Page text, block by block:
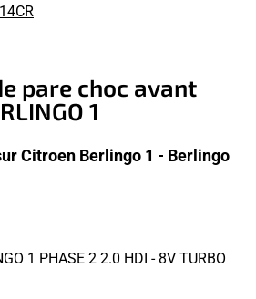
pare choc avant
1
Citroen Berlingo 1 - Berlingo
1 PHASE 2 2.0 HDI - 8V TURBO